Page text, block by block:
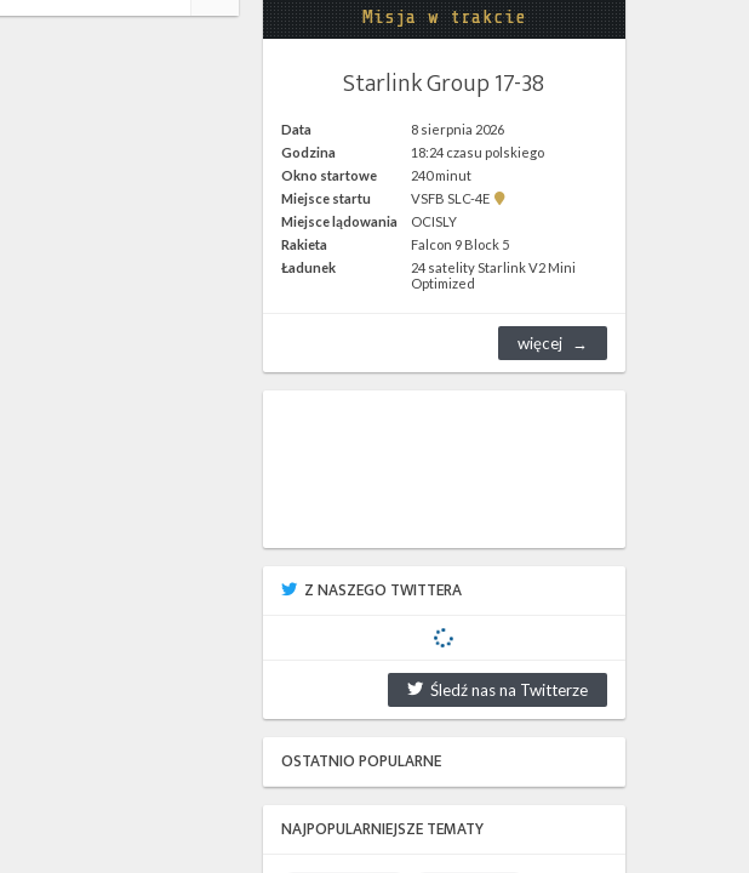
Misja w trakcie
Starlink Group 17-38
Data
8 sierpnia 2026
Godzina
18:24 czasu polskiego
Okno startowe
240 minut
Miejsce startu
VSFB SLC-4E
Pokaż
SLC-
4E w
Google
Miejsce lądowania
OCISLY
Rakieta
Falcon 9 Block 5
Ładunek
24 satelity Starlink V2 Mini
Optimized
więcej
Z NASZEGO TWITTERA
Śledź nas na Twitterze
OSTATNIO POPULARNE
NAJPOPULARNIEJSZE TEMATY